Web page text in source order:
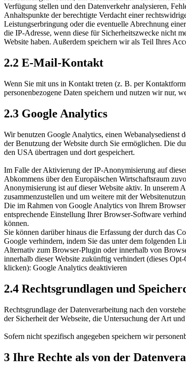
Verfügung stellen und den Datenverkehr analysieren,
Anhaltspunkte der berechtigte Verdacht einer
Leistungserbringung oder die eventuelle Abrechnung
die IP-Adresse, wenn diese für Sicherheitszwecke nicht
Website haben. Außerdem speichern wir als Teil Ihres
2.2 E-Mail-Kontakt
Wenn Sie mit uns in Kontakt treten (z. B. per
personenbezogene Daten speichern und nutzen wir nur,
2.3 Google Analytics
Wir benutzen Google Analytics, einen Webanalysedienst
der Benutzung der Website durch Sie ermöglichen. Die
den USA übertragen und dort gespeichert.
Im Falle der Aktivierung der IP-Anonymisierung auf
Abkommens über den Europäischen Wirtschaftsraum
Anonymisierung ist auf dieser Website aktiv. In unserem
zusammenzustellen und um weitere mit der
Die im Rahmen von Google Analytics von Ihrem
entsprechende Einstellung Ihrer Browser-Software
können.
Sie können darüber hinaus die Erfassung der durch das
Google verhindern, indem Sie das unter dem folgenden
Alternativ zum Browser-Plugin oder innerhalb von
innerhalb dieser Website zukünftig verhindert (dieses
klicken): Google Analytics deaktivieren
2.4 Rechtsgrundlagen und
Rechtsgrundlage der Datenverarbeitung nach den
der Sicherheit der Webseite, die Untersuchung der Art
Sofern nicht spezifisch angegeben speichern wir
3 Ihre Rechte als von der